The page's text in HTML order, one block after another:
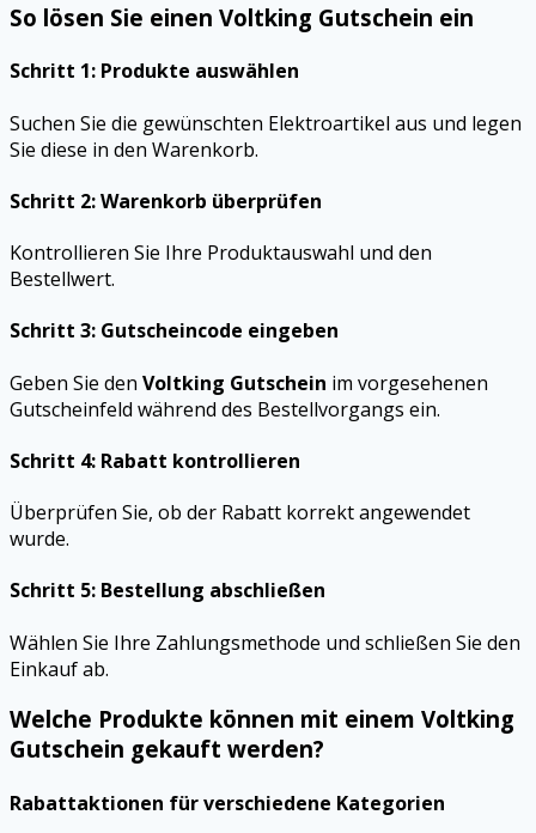
So lösen Sie einen Voltking Gutschein ein
Schritt 1: Produkte auswählen
Suchen Sie die gewünschten Elektroartikel aus und legen
Sie diese in den Warenkorb.
Schritt 2: Warenkorb überprüfen
Kontrollieren Sie Ihre Produktauswahl und den
Bestellwert.
Schritt 3: Gutscheincode eingeben
Geben Sie den Voltking Gutschein im vorgesehenen
Gutscheinfeld während des Bestellvorgangs ein.
Schritt 4: Rabatt kontrollieren
Überprüfen Sie, ob der Rabatt korrekt angewendet
wurde.
Schritt 5: Bestellung abschließen
Wählen Sie Ihre Zahlungsmethode und schließen Sie den
Einkauf ab.
Welche Produkte können mit einem Voltking
Gutschein gekauft werden?
Rabattaktionen für verschiedene Kategorien